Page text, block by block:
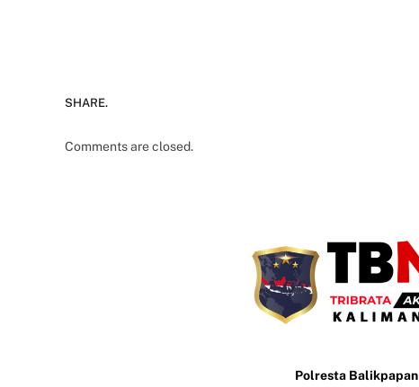
SHARE.
Comments are closed.
Polresta Balikpapan